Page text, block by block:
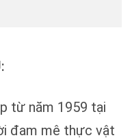
từ năm 1959 tại
đam mê thực vật